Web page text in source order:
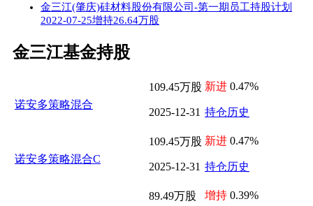
金三江(肇庆)硅材料股份有限公司-第一期员工持股计划
2022-07-25增持26.64万股
金三江基金持股
诺安多策略混合
109.45万股
2025-12-31
新进 0.47%
持仓历史
诺安多策略混合C
109.45万股
2025-12-31
新进 0.47%
持仓历史
89.49万股 增持 0.39%